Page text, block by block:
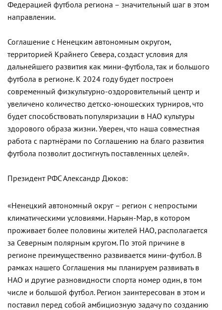
Федерацией футбола региона – значительный шаг в этом
направлении.
Соглашение с Ненецким автономным округом,
территорией Крайнего Севера, создаст условия для
дальнейшего развития как мини-футбола, так и большого
футбола в регионе. К 2024 году будет построен
современный физкультурно-оздоровительный центр и
увеличено количество детско-юношеских турниров, что
будет способствовать популяризации в НАО культуры
здорового образа жизни. Уверен, что наша совместная
работа с партнёрами по Соглашению на благо развития
футбола позволит достигнуть поставленных целей».
Президент РФС Александр Дюков:
«Ненецкий автономный округ – регион с непростыми
климатическими условиями. Нарьян-Мар, в котором
проживает более половины жителей НАО, располагается
за Северным полярным кругом. По этой причине в
регионе преимущественно развивается мини-футбол. В
рамках нашего Соглашения мы планируем развивать в
НАО и другие разновидности спорта номер один, в том
числе и большой футбол. Регион заинтересован в этом и
поставил перед собой амбициозную задачу по созданию